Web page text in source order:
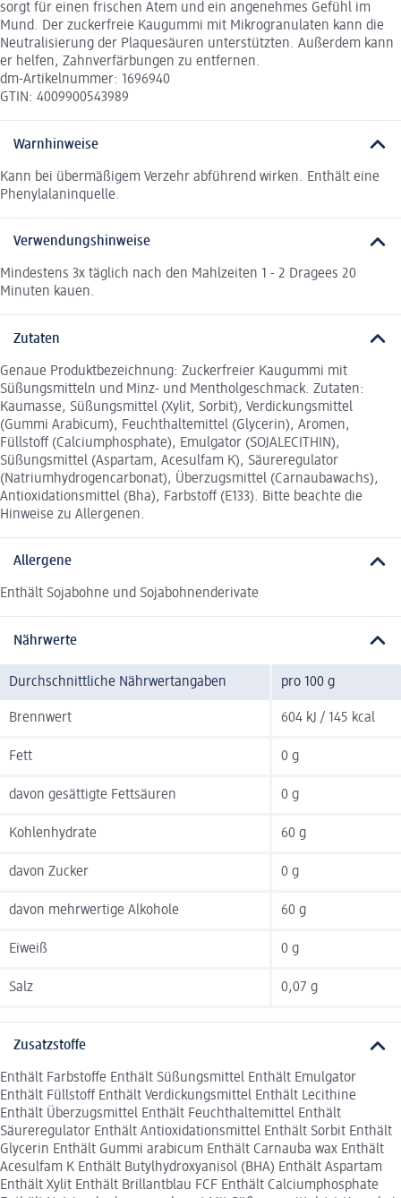
sorgt für einen frischen Atem und ein angenehmes Gefühl im
Mund. Der zuckerfreie Kaugummi mit Mikrogranulaten kann die
Neutralisierung der Plaquesäuren unterstützten. Außerdem kann
er helfen, Zahnverfärbungen zu entfernen.
dm-Artikelnummer: 1696940
GTIN: 4009900543989
Warnhinweise
Kann bei übermäßigem Verzehr abführend wirken. Enthält eine
Phenylalaninquelle.
Verwendungshinweise
Mindestens 3x täglich nach den Mahlzeiten 1 - 2 Dragees 20
Minuten kauen.
Zutaten
Genaue Produktbezeichnung: Zuckerfreier Kaugummi mit
Süßungsmitteln und Minz- und Mentholgeschmack. Zutaten:
Kaumasse, Süßungsmittel (Xylit, Sorbit), Verdickungsmittel
(Gummi Arabicum), Feuchthaltemittel (Glycerin), Aromen,
Füllstoff (Calciumphosphate), Emulgator (SOJALECITHIN),
Süßungsmittel (Aspartam, Acesulfam K), Säureregulator
(Natriumhydrogencarbonat), Überzugsmittel (Carnaubawachs),
Antioxidationsmittel (Bha), Farbstoff (E133). Bitte beachte die
Hinweise zu Allergenen.
Allergene
Enthält Sojabohne und Sojabohnenderivate
Nährwerte
Durchschnittliche Nährwertangaben pro 100 g
Brennwert 604 kJ / 145 kcal
Fett 0 g
davon gesättigte Fettsäuren 0 g
Kohlenhydrate 60 g
davon Zucker 0 g
davon mehrwertige Alkohole 60 g
Eiweiß 0 g
Salz 0,07 g
Zusatzstoffe
Enthält Farbstoffe Enthält Süßungsmittel Enthält Emulgator
Enthält Füllstoff Enthält Verdickungsmittel Enthält Lecithine
Enthält Überzugsmittel Enthält Feuchthaltemittel Enthält
Säureregulator Enthält Antioxidationsmittel Enthält Sorbit Enthält
Glycerin Enthält Gummi arabicum Enthält Carnauba wax Enthält
Acesulfam K Enthält Butylhydroxyanisol (BHA) Enthält Aspartam
Enthält Xylit Enthält Brillantblau FCF Enthält Calciumphosphate